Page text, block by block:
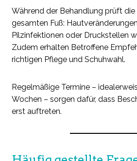
Während der Behandlung prüft
gesamten Fuß:
Pilzinfektionen oder Druckstellen
Zudem erhalten Betroffene
richtigen Pflege und Schuhwahl.
Regelmäßige Termine –
Wochen – sorgen dafür, dass
erst auftreten.